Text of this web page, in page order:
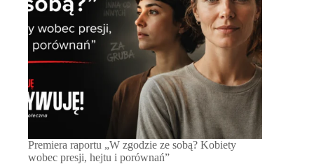
Premiera raportu „W zgodzie ze sobą? Kobiety
wobec presji, hejtu i porównań”